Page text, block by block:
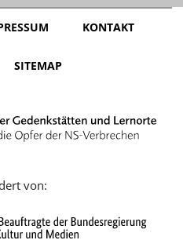
KONTAKT
SITEMAP
von: